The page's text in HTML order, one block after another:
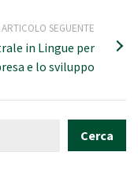
ARTICOLO SEGUENTE
in Lingue per
e lo sviluppo
Cerca